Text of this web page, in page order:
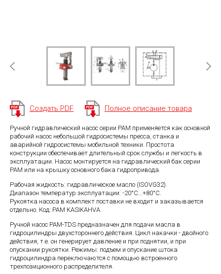
Создать PDF Полное описание товара
Ручной гидравлический насос серии PAM применяется как основной
рабочий насос небольшой гидросистемы пресса, станка и
аварийной гидросистемы мобильной техники. Простота
конструкции обеспечивает длительный срок службы и легкость в
эксплуатации. Насос монтируется на гидравлический бак серии
PAM или на крышку основного бака гидропривода.
Рабочая жидкость: гидравлическое масло (ISOVG32).
Диапазон температур эксплуатации: -20°C...+80°С.
Рукоятка насоса в комплект поставки не входит и заказывается
отдельно. Код: PAM KASIKAHVA
Ручной насос PAM-TDS предназначен для подачи масла в
гидроцилиндры двухстороннего действия. Цикл накачки - двойного
действия, т.е. он генерирует давление и при поднятии, и при
опускании рукоятки. Режимы: подъем и опускание штока
гидроцилиндра переключаются с помощью встроенного
трехпозиционного распределителя.